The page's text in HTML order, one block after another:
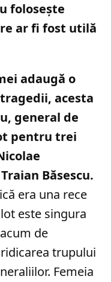
folosește
ar fi fost utilă
adaugă o
acesta
general de
pentru trei
Băsescu.
era una rece
este singura
de
trupului
Femeia